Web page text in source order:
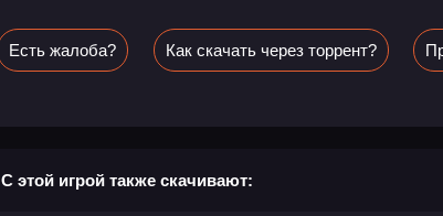
Есть жалоба? Как скачать через торрент?
С этой игрой также скачивают: